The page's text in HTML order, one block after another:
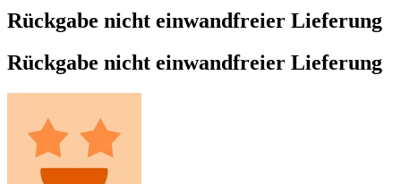
Rückgabe nicht einwandfreier Lieferung
Rückgabe nicht einwandfreier Lieferung